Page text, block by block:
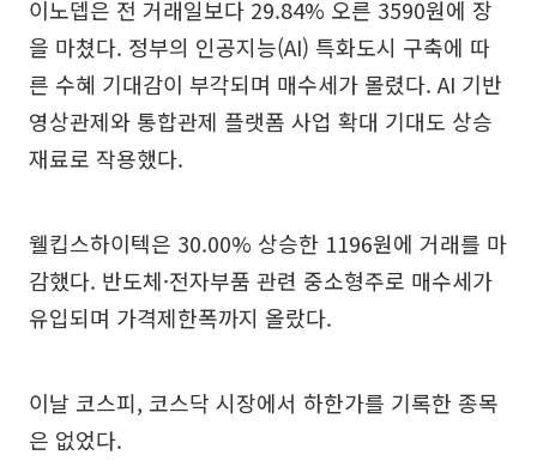
이노뎁은 전 거래일보다 29.84% 오른 3590원에 장
을 마쳤다. 정부의 인공지능(AI) 특화도시 구축에 따
른 수혜 기대감이 부각되며 매수세가 몰렸다. AI 기반
영상관제와 통합관제 플랫폼 사업 확대 기대도 상승
재료로 작용했다.
웰킵스하이텍은 30.00% 상승한 1196원에 거래를 마
감했다. 반도체·전자부품 관련 중소형주로 매수세가
유입되며 가격제한폭까지 올랐다.
이날 코스피, 코스닥 시장에서 하한가를 기록한 종목
은 없었다.